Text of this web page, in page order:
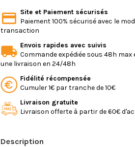
Site et Paiement sécurisés
Paiement 100% sécurisé avec le
transaction
Envois rapides avec suivis
Commande expédiée sous 48h
une livraison en 24/48h
Fidélité récompensée
Cumuler 1€ par tranche de 10€
Livraison gratuite
Livraison offerte à partir de 60€
Description